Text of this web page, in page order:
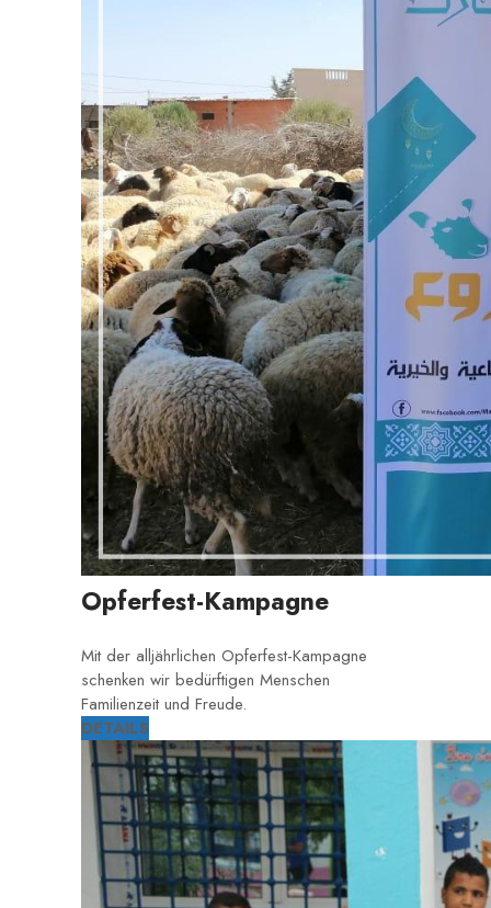
Opferfest-Kampagne
Mit der alljährlichen Opferfest-Kampagne
schenken wir bedürftigen Menschen
Familienzeit und Freude.
DETAILS